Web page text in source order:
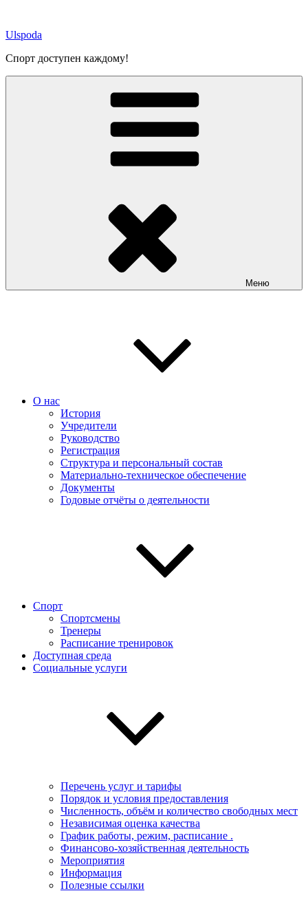
содержимому
Ulspoda
Спорт доступен каждому!
Меню
О нас
История
Учредители
Руководство
Регистрация
Структура и персональный состав
Материально-техническое обеспечение
Документы
Годовые отчёты о деятельности
Спорт
Спортсмены
Тренеры
Расписание тренировок
Доступная среда
Социальные услуги
Перечень услуг и тарифы
Порядок и условия предоставления
Численность, объём и количество свободных мест
Независимая оценка качества
График работы, режим, расписание .
Финансово-хозяйственная деятельность
Мероприятия
Информация
Полезные ссылки